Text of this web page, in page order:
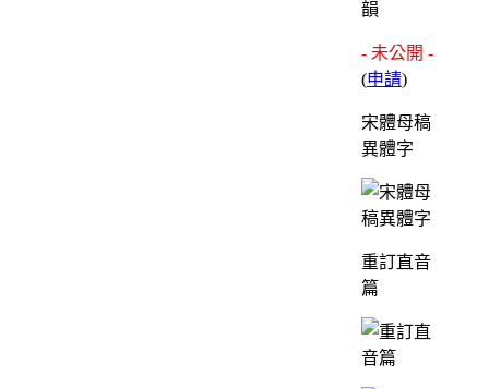
韻
- 未公開 -
(申請)
宋體母稿
異體字
重訂直音
篇